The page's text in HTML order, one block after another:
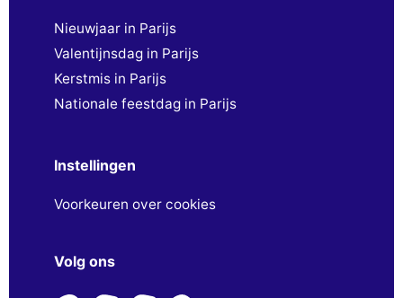
Nieuwjaar in Parijs
Valentijnsdag in Parijs
Kerstmis in Parijs
Nationale feestdag in Parijs
Instellingen
Voorkeuren over cookies
Volg ons